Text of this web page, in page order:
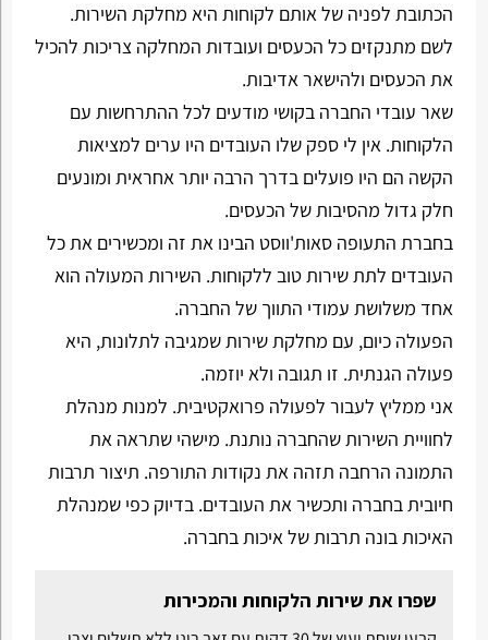
הכתובת לפניה של אותם לקוחות היא מחלקת השירות.
לשם מתנקזים כל הכעסים ועובדות המחלקה צריכות להכיל
את הכעסים ולהישאר אדיבות.
שאר עובדי החברה בקושי מודעים לכל ההתרחשות עם
הלקוחות. אין לי ספק שלו העובדים היו ערים למציאות
הקשה הם היו פועלים בדרך הרבה יותר אחראית ומונעים
חלק גדול מהסיבות של הכעסים.
בחברת התעופה סאות'ווסט הבינו את זה ומכשירים את כל
העובדים לתת שירות טוב ללקוחות. השירות המעולה הוא
אחד משלושת עמודי התווך של החברה.
הפעולה כיום, עם מחלקת שירות שמגיבה לתלונות, היא
פעולה הגנתית. זו תגובה ולא יוזמה.
אני ממליץ לעבור לפעולה פרואקטיבית. למנות מנהלת
לחוויית השירות שהחברה נותנת. מישהי שתראה את
התמונה הרחבה תזהה את נקודות התורפה. תיצור תרבות
חיובית בחברה ותכשיר את העובדים. בדיוק כפי שמנהלת
האיכות בונה תרבות של איכות בחברה.
שפרו את שירות הלקוחות והמכירות